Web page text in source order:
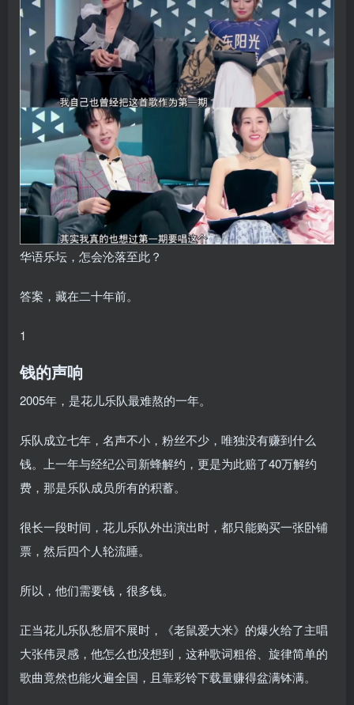
华语乐坛，怎会沦落至此？
答案，藏在二十年前。
1
钱的声响
2005年，是花儿乐队最难熬的一年。
乐队成立七年，名声不小，粉丝不少，唯独没有赚到什么
钱。上一年与经纪公司新蜂解约，更是为此赔了40万解约
费，那是乐队成员所有的积蓄。
很长一段时间，花儿乐队外出演出时，都只能购买一张卧铺
票，然后四个人轮流睡。
所以，他们需要钱，很多钱。
正当花儿乐队愁眉不展时，《老鼠爱大米》的爆火给了主唱
大张伟灵感，他怎么也没想到，这种歌词粗俗、旋律简单的
歌曲竟然也能火遍全国，且靠彩铃下载量赚得盆满钵满。